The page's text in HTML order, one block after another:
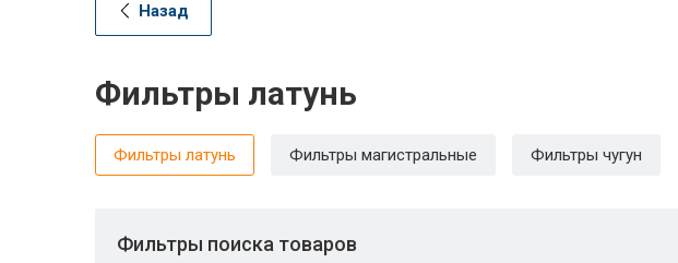
Назад
Фильтры латунь
Фильтры латунь Фильтры магистральные Фильтры чугун
Фильтры поиска товаров